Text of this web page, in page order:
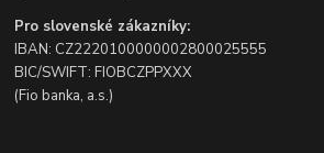
Pro slovenské zákazníky:
IBAN: CZ2220100000002800025555
BIC/SWIFT: FIOBCZPPXXX
(Fio banka, a.s.)